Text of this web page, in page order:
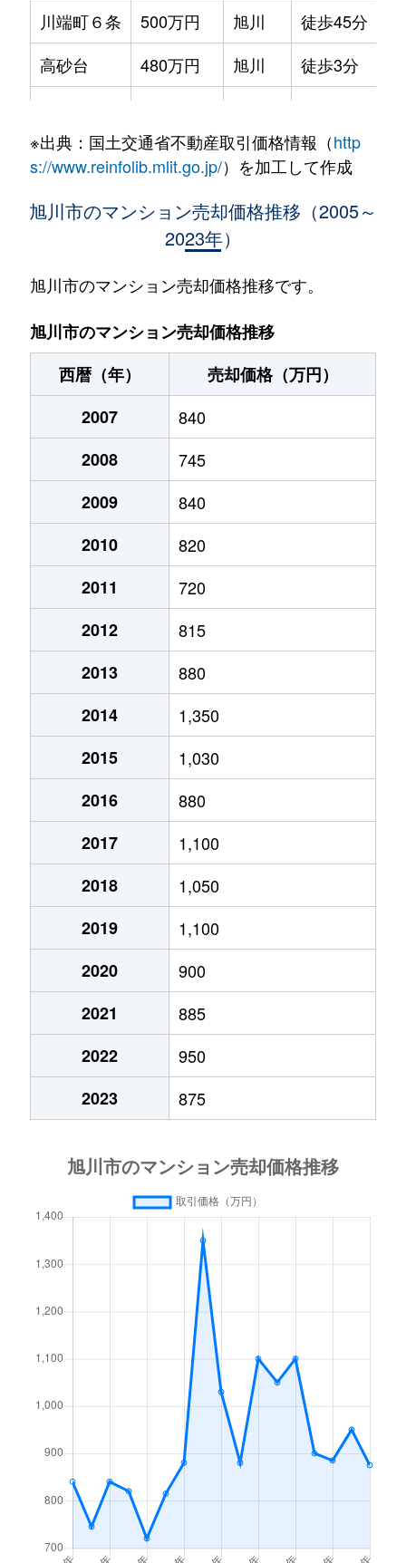
川端町６条
500万円 旭川 徒歩45分
高砂台
480万円 旭川 徒歩3分
錦町
850万円 旭川 徒歩45分
1,700万円
北門町
1,700万円 旭川 徒歩45分
緑町
950万円 旭川
宮下通
旭川 徒歩3分
宮下通
200万円
宮下通
170万円
宮前２条
2,500万円
宮前２条
2,800万円
※出典：国土交通省不動産取引価格情報（http
s://www.reinfolib.mlit.go.jp/）を加工して作成
旭川市のマンション売却価格推移（2005～
2023年）
旭川市のマンション売却価格推移です。
旭川市のマンション売却価格推移
西暦（年）
売却価格（万円）
2007
840
2008
745
2009
840
2010
820
2011
720
2012
815
2013
880
2014
1,350
2015
1,030
2016
880
2017
1,100
2018
1,050
2019
1,100
2020
900
2021
885
2022
950
2023
875